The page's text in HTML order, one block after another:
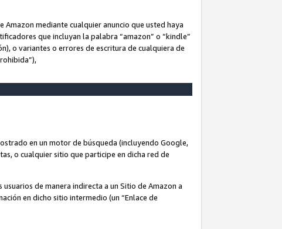
mediante cualquier anuncio que usted haya
que incluyan la palabra “amazon” o “kindle”
o variantes o errores de escritura de cualquiera de
en un motor de búsqueda (incluyendo Google,
o cualquier sitio que participe en dicha red de
de manera indirecta a un Sitio de Amazon a
en dicho sitio intermedio (un “Enlace de